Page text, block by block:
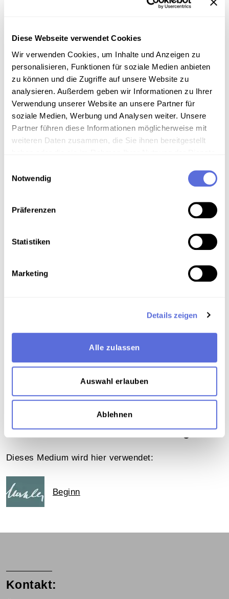
Diese Webseite verwendet Cookies
Wir verwenden Cookies, um Inhalte und Anzeigen zu
personalisieren, Funktionen für soziale Medien anbieten
zu können und die Zugriffe auf unsere Website zu
analysieren. Außerdem geben wir Informationen zu Ihrer
Verwendung unserer Website an unsere Partner für
soziale Medien, Werbung und Analysen weiter. Unsere
Partner führen diese Informationen möglicherweise mit
weiteren Daten zusammen, die Sie ihnen bereitgestellt
Notwendig
Präferenzen
Statistiken
Marketing
Details zeigen
Alle zulassen
Auswahl erlauben
Ablehnen
kleinere Tenor-Partien, unter Mahler etwa in der
Hermine Kittel oder Leopold Demuth) oder den Hirten
in Tristan und Isolde (u. a. 19.10.1906, Tristan: Erik
Schmedes, Isolde: Anna von Mildenburg). Arthur
Preuss fand unter der NS-Herrschaft einen
tragischen Tod: Während eines Gestapo-Verhörs
(sein Sohn war im Widerstand tätig) brach er am 20.
August 1944 tot zusammen.
Sammlungsgeschichte
Download
Metadaten
Verortung in der digitalen Sammlung
Teil der Sammlung
Schellacksammlung Teuchtler
Das Medium in Onlineausstellungen
Dieses Medium wird hier verwendet:
Beginn
Kontakt: